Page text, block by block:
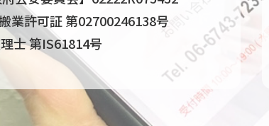
業許可証 第02700246138号
士 第IS61814号